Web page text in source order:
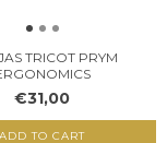
TRICOT PRYM
€31,00
ADD TO CART